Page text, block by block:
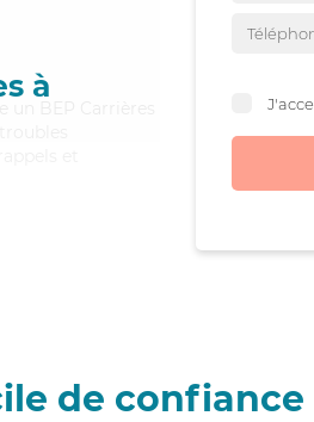
à
BEP Carrières
de confiance